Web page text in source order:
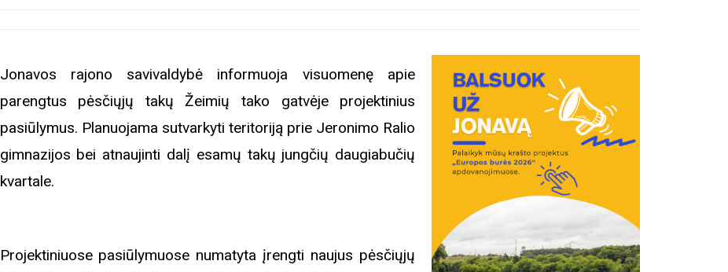
Jonavos rajono savivaldybė informuoja visuomenę apie
parengtus pėsčiųjų takų Žeimių tako gatvėje projektinius
pasiūlymus. Planuojama sutvarkyti teritoriją prie Jeronimo Ralio
gimnazijos bei atnaujinti dalį esamų takų jungčių daugiabučių
kvartale.
Projektiniuose pasiūlymuose numatyta įrengti naujus pėsčiųjų